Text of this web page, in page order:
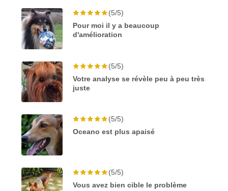
(5/5)
Pour moi il y a beaucoup
d'amélioration
(5/5)
Votre analyse se révèle peu à peu très
juste
(5/5)
Oceano est plus apaisé
(5/5)
Vous avez bien cible le problème